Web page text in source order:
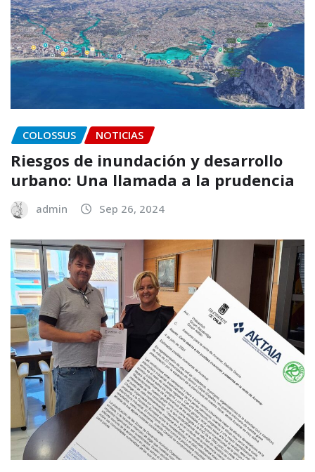
COLOSSUS NOTICIAS
Riesgos de inundación y desarrollo
urbano: Una llamada a la prudencia
admin Sep 26, 2024